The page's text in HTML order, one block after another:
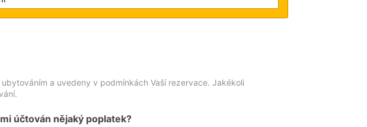
a uvedeny v podmínkách Vaší rezervace. Jakékoli
účtován nějaký poplatek?